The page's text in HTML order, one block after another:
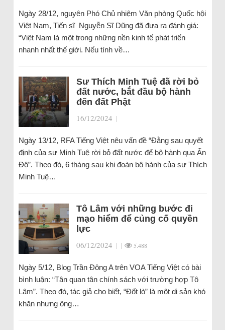
Ngày 28/12, nguyên Phó Chủ nhiệm Văn phòng Quốc hội
Việt Nam, Tiến sĩ Nguyễn Sĩ Dũng đã đưa ra đánh giá:
“Việt Nam là một trong những nền kinh tế phát triển
nhanh nhất thế giới. Nếu tính về…
Sư Thích Minh Tuệ đã rời bỏ
đất nước, bắt đầu bộ hành
đến đất Phật
16/12/2024 |
Ngày 13/12, RFA Tiếng Việt nêu vấn đề “Đằng sau quyết
định của sư Minh Tuệ rời bỏ đất nước để bộ hành qua Ấn
Độ”. Theo đó, 6 tháng sau khi đoàn bộ hành của sư Thích
Minh Tuệ…
Tô Lâm với những bước đi
mạo hiểm để củng cố quyền
lực
06/12/2024 | | 5.488
Ngày 5/12, Blog Trần Đông A trên VOA Tiếng Việt có bài
bình luận: “Tân quan tân chính sách với trường hợp Tô
Lâm”. Theo đó, tác giả cho biết, “Đốt lò” là một di sản khó
khăn nhưng ông…